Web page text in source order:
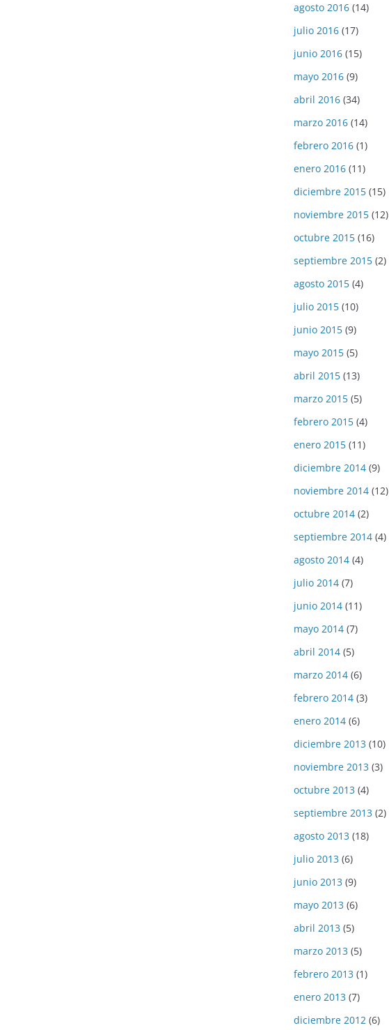
agosto 2016 (14)
julio 2016 (17)
junio 2016 (15)
mayo 2016 (9)
abril 2016 (34)
marzo 2016 (14)
febrero 2016 (1)
enero 2016 (11)
diciembre 2015 (15)
noviembre 2015 (12)
octubre 2015 (16)
septiembre 2015 (2)
agosto 2015 (4)
julio 2015 (10)
junio 2015 (9)
mayo 2015 (5)
abril 2015 (13)
marzo 2015 (5)
febrero 2015 (4)
enero 2015 (11)
diciembre 2014 (9)
noviembre 2014 (12)
octubre 2014 (2)
septiembre 2014 (4)
agosto 2014 (4)
julio 2014 (7)
junio 2014 (11)
mayo 2014 (7)
abril 2014 (5)
marzo 2014 (6)
febrero 2014 (3)
enero 2014 (6)
diciembre 2013 (10)
noviembre 2013 (3)
octubre 2013 (4)
septiembre 2013 (2)
agosto 2013 (18)
julio 2013 (6)
junio 2013 (9)
mayo 2013 (6)
abril 2013 (5)
marzo 2013 (5)
febrero 2013 (1)
enero 2013 (7)
diciembre 2012 (6)